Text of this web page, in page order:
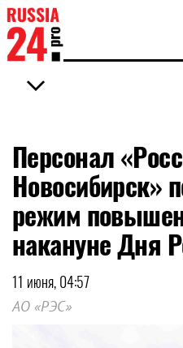
Персонал
Новосибирск»
режим
накануне Дня
11 июня, 04:57
АО «РЭС»